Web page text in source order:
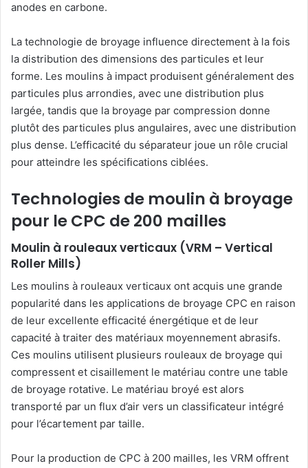
anodes en carbone.
La technologie de broyage influence directement à la fois
la distribution des dimensions des particules et leur
forme. Les moulins à impact produisent généralement des
particules plus arrondies, avec une distribution plus
largée, tandis que la broyage par compression donne
plutôt des particules plus angulaires, avec une distribution
plus dense. L’efficacité du séparateur joue un rôle crucial
pour atteindre les spécifications ciblées.
Technologies de moulin à broyage
pour le CPC de 200 mailles
Moulin à rouleaux verticaux (VRM – Vertical
Roller Mills)
Les moulins à rouleaux verticaux ont acquis une grande
popularité dans les applications de broyage CPC en raison
de leur excellente efficacité énergétique et de leur
capacité à traiter des matériaux moyennement abrasifs.
Ces moulins utilisent plusieurs rouleaux de broyage qui
compressent et cisaillement le matériau contre une table
de broyage rotative. Le matériau broyé est alors
transporté par un flux d’air vers un classificateur intégré
pour l’écartement par taille.
Pour la production de CPC à 200 mailles, les VRM offrent